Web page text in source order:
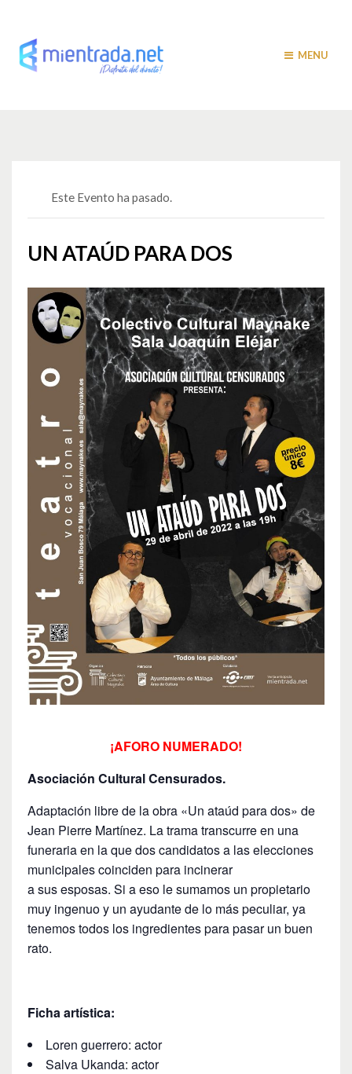
MENU
Este Evento ha pasado.
UN ATAÚD PARA DOS
¡AFORO NUMERADO!
Asociación Cultural Censurados.
Adaptación libre de la obra «Un ataúd para dos» de
Jean Pierre Martínez. La trama transcurre en una
funeraria en la que dos candidatos a las elecciones
municipales coinciden para incinerar
a sus esposas. Si a eso le sumamos un propietario
muy ingenuo y un ayudante de lo más peculiar, ya
tenemos todos los ingredientes para pasar un buen
rato.
Ficha artística:
Loren guerrero: actor
Salva Ukanda: actor